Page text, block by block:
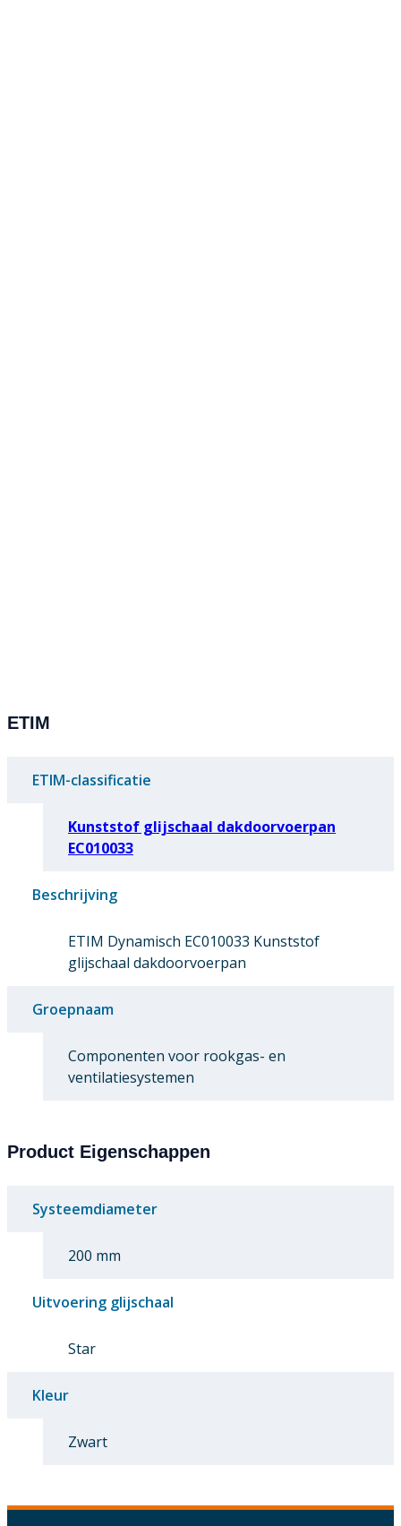
ETIM
ETIM-classificatie
Kunststof glijschaal dakdoorvoerpan
EC010033
Beschrijving
ETIM Dynamisch EC010033 Kunststof
glijschaal dakdoorvoerpan
Groepnaam
Componenten voor rookgas- en
ventilatiesystemen
Product Eigenschappen
Systeemdiameter
200 mm
Uitvoering glijschaal
Star
Kleur
Zwart